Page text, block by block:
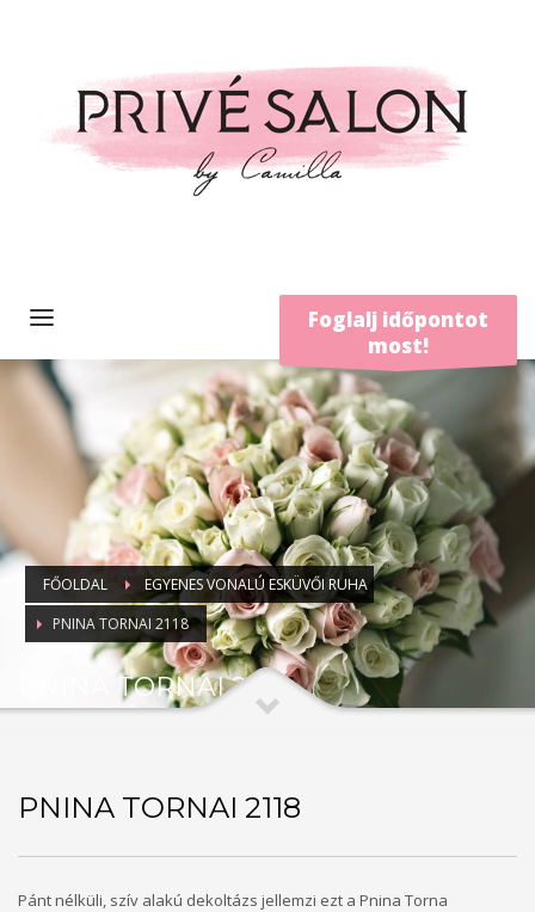
Foglalj időpontot
most!
FŐOLDAL
EGYENES VONALÚ ESKÜVŐI RUHA
PNINA TORNAI 2118
PNINA TORNAI 2118
PNINA TORNAI 2118
Pánt nélküli, szív alakú dekoltázs jellemzi ezt a Pnina Torna